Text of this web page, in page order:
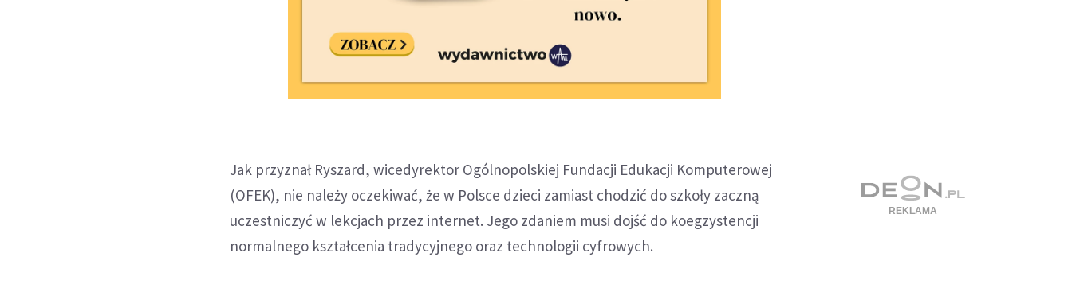
Jak przyznał Ryszard, wicedyrektor Ogólnopolskiej Fundacji Edukacji Komputerowej
(OFEK), nie należy oczekiwać, że w Polsce dzieci zamiast chodzić do szkoły zaczną
uczestniczyć w lekcjach przez internet. Jego zdaniem musi dojść do koegzystencji
normalnego kształcenia tradycyjnego oraz technologii cyfrowych.